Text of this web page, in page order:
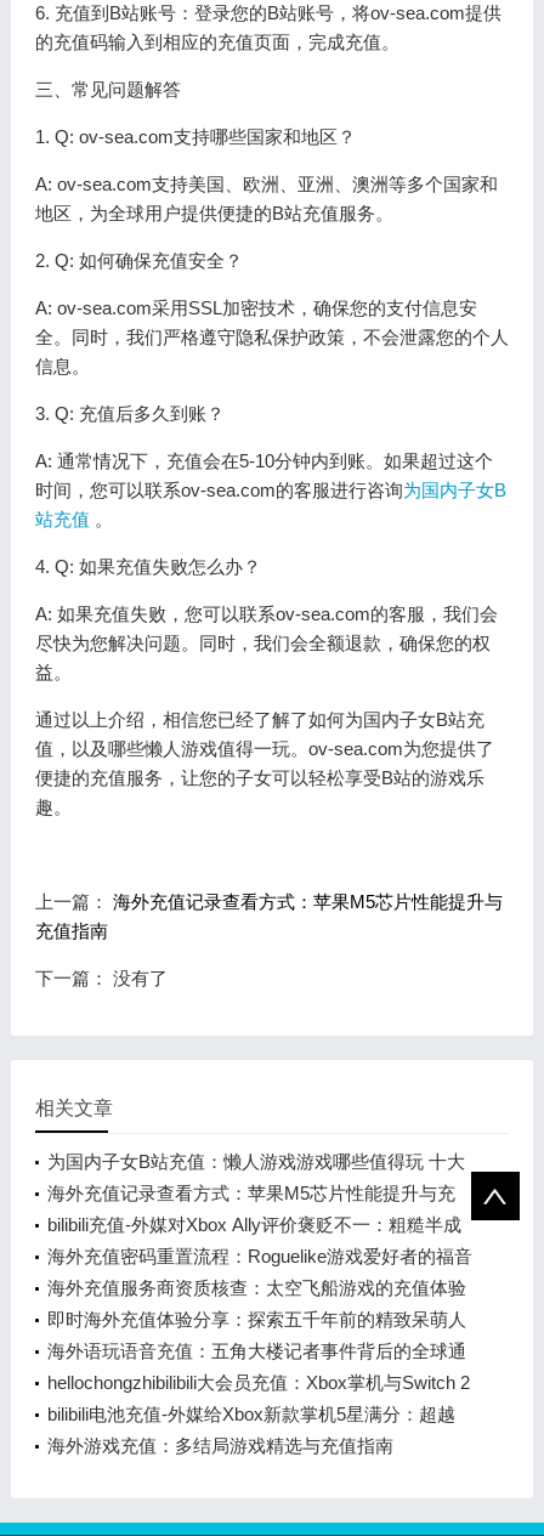
6. 充值到B站账号：登录您的B站账号，将ov-sea.com提供
的充值码输入到相应的充值页面，完成充值。
三、常见问题解答
1. Q: ov-sea.com支持哪些国家和地区？
A: ov-sea.com支持美国、欧洲、亚洲、澳洲等多个国家和
地区，为全球用户提供便捷的B站充值服务。
2. Q: 如何确保充值安全？
A: ov-sea.com采用SSL加密技术，确保您的支付信息安
全。同时，我们严格遵守隐私保护政策，不会泄露您的个人
信息。
3. Q: 充值后多久到账？
A: 通常情况下，充值会在5-10分钟内到账。如果超过这个
时间，您可以联系ov-sea.com的客服进行咨询为国内子女B
站充值 。
4. Q: 如果充值失败怎么办？
A: 如果充值失败，您可以联系ov-sea.com的客服，我们会
尽快为您解决问题。同时，我们会全额退款，确保您的权
益。
通过以上介绍，相信您已经了解了如何为国内子女B站充
值，以及哪些懒人游戏值得一玩。ov-sea.com为您提供了
便捷的充值服务，让您的子女可以轻松享受B站的游戏乐
趣。
上一篇： 海外充值记录查看方式：苹果M5芯片性能提升与
充值指南
下一篇： 没有了
相关文章
为国内子女B站充值：懒人游戏游戏哪些值得玩 十大
必玩懒人游戏游戏盘点
海外充值记录查看方式：苹果M5芯片性能提升与充
值指南
bilibili充值-外媒对Xbox Ally评价褒贬不一：粗糙半成
品 未来可期？
海外充值密码重置流程：Roguelike游戏爱好者的福音
海外充值服务商资质核查：太空飞船游戏的充值体验
与排行榜
即时海外充值体验分享：探索五千年前的精致呆萌人
面像
海外语玩语音充值：五角大楼记者事件背后的全球通
讯新趋势
hellochongzhibilibili大会员充值：Xbox掌机与Switch 2
全面对比视频公开
bilibili电池充值-外媒给Xbox新款掌机5星满分：超越
Steam Deck！
海外游戏充值：多结局游戏精选与充值指南